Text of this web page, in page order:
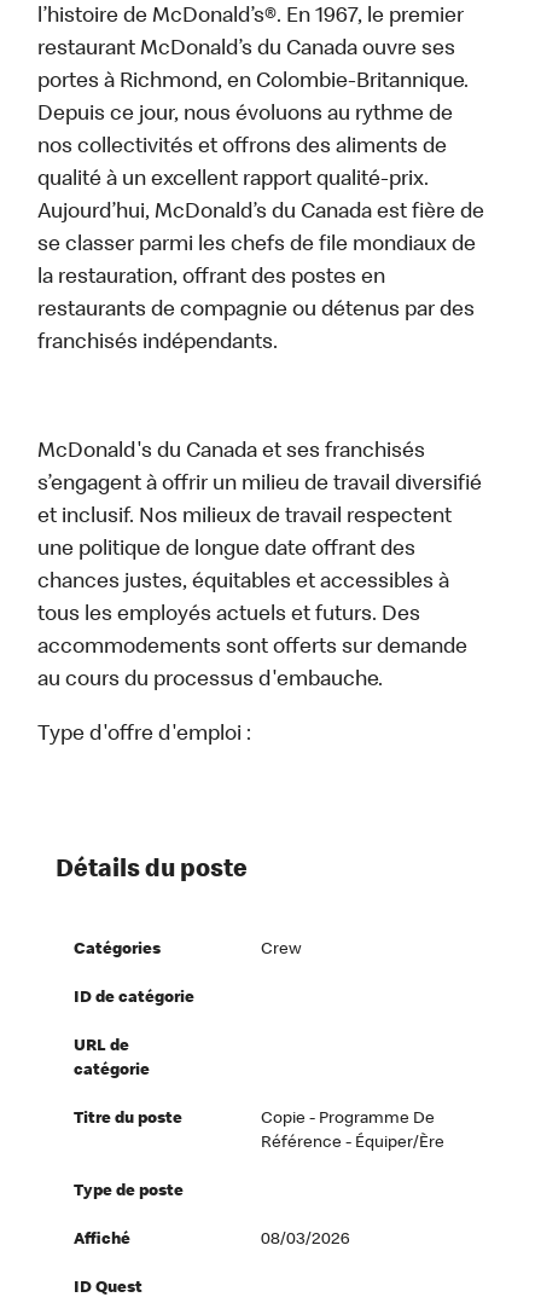
l’histoire de McDonald’s®. En 1967, le premier
restaurant McDonald’s du Canada ouvre ses
portes à Richmond, en Colombie-Britannique.
Depuis ce jour, nous évoluons au rythme de
nos collectivités et offrons des aliments de
qualité à un excellent rapport qualité-prix.
Aujourd’hui, McDonald’s du Canada est fière de
se classer parmi les chefs de file mondiaux de
la restauration, offrant des postes en
restaurants de compagnie ou détenus par des
franchisés indépendants.
McDonald's du Canada et ses franchisés
s’engagent à offrir un milieu de travail diversifié
et inclusif. Nos milieux de travail respectent
une politique de longue date offrant des
chances justes, équitables et accessibles à
tous les employés actuels et futurs. Des
accommodements sont offerts sur demande
au cours du processus d'embauche.
Type d'offre d'emploi :
Détails du poste
Catégories Crew
ID de catégorie
URL de
catégorie
Titre du poste
Copie - Programme De
Référence - Équiper/ère
Type de poste
Affiché 08/03/2026
ID Quest